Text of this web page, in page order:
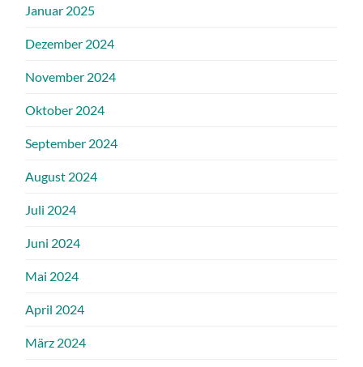
Januar 2025
Dezember 2024
November 2024
Oktober 2024
September 2024
August 2024
Juli 2024
Juni 2024
Mai 2024
April 2024
März 2024